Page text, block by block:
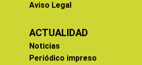
Aviso Legal
ACTUALIDAD
Noticias
Periódico impreso